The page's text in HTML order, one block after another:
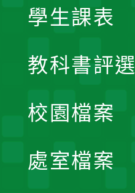
學生課表
教科書評選
校園檔案
處室檔案